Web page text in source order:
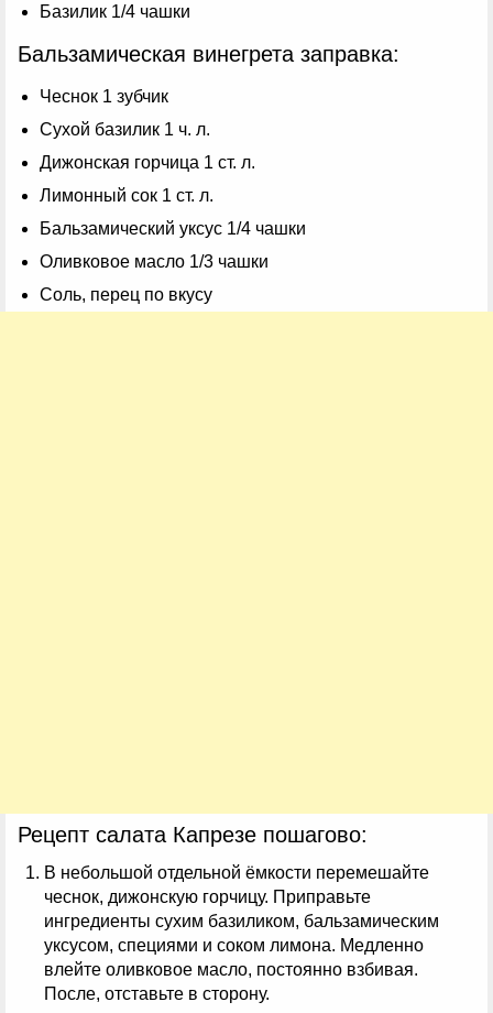
Базилик 1/4 чашки
Бальзамическая винегрета заправка:
Чеснок 1 зубчик
Сухой базилик 1 ч. л.
Дижонская горчица 1 ст. л.
Лимонный сок 1 ст. л.
Бальзамический уксус 1/4 чашки
Оливковое масло 1/3 чашки
Соль, перец по вкусу
Рецепт салата Капрезе пошагово:
В небольшой отдельной ёмкости перемешайте
чеснок, дижонскую горчицу. Приправьте
ингредиенты сухим базиликом, бальзамическим
уксусом, специями и соком лимона. Медленно
влейте оливковое масло, постоянно взбивая.
После, отставьте в сторону.